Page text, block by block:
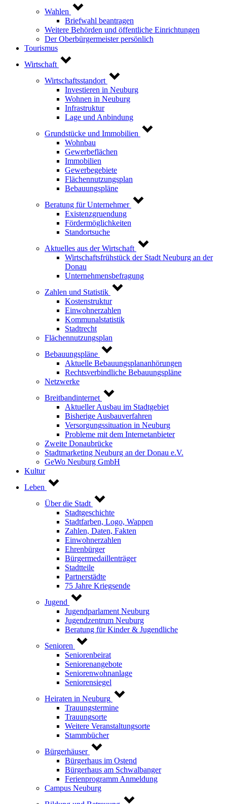
Wahlen
Briefwahl beantragen
Weitere Behörden und öffentliche Einrichtungen
Der Oberbürgermeister persönlich
Tourismus
Wirtschaft
Wirtschaftsstandort
Investieren in Neuburg
Wohnen in Neuburg
Infrastruktur
Lage und Anbindung
Grundstücke und Immobilien
Wohnbau
Gewerbeflächen
Immobilien
Gewerbegebiete
Flächennutzungsplan
Bebauungspläne
Beratung für Unternehmer
Existenzgruendung
Fördermöglichkeiten
Standortsuche
Aktuelles aus der Wirtschaft
Wirtschaftsfrühstück der Stadt Neuburg an der
Donau
Unternehmensbefragung
Zahlen und Statistik
Kostenstruktur
Einwohnerzahlen
Kommunalstatistik
Stadtrecht
Flächennutzungsplan
Bebauungspläne
Aktuelle Bebauungsplananhörungen
Rechtsverbindliche Bebauungspläne
Netzwerke
Breitbandinternet
Aktueller Ausbau im Stadtgebiet
Bisherige Ausbauverfahren
Versorgungssituation in Neuburg
Probleme mit dem Internetanbieter
Zweite Donaubrücke
Stadtmarketing Neuburg an der Donau e.V.
GeWo Neuburg GmbH
Kultur
Leben
Über die Stadt
Stadtgeschichte
Stadtfarben, Logo, Wappen
Zahlen, Daten, Fakten
Einwohnerzahlen
Ehrenbürger
Bürgermedaillenträger
Stadtteile
Partnerstädte
75 Jahre Kriegsende
Jugend
Jugendparlament Neuburg
Jugendzentrum Neuburg
Beratung für Kinder & Jugendliche
Senioren
Seniorenbeirat
Seniorenangebote
Seniorenwohnanlage
Seniorensiegel
Heiraten in Neuburg
Trauungstermine
Trauungsorte
Weitere Veranstaltungsorte
Stammbücher
Bürgerhäuser
Bürgerhaus im Ostend
Bürgerhaus am Schwalbanger
Ferienprogramm Anmeldung
Campus Neuburg